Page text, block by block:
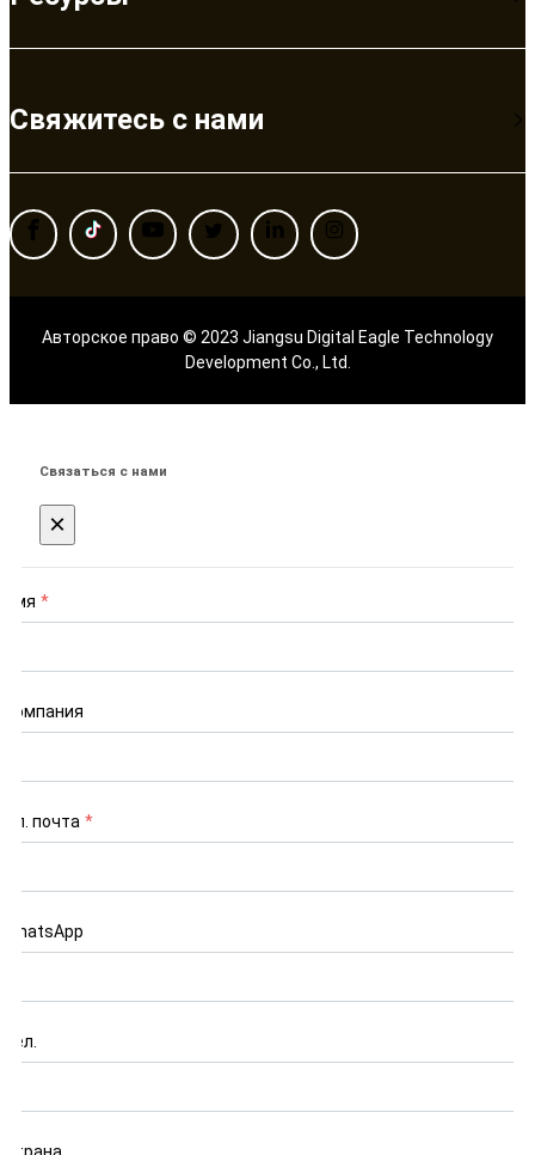
Свяжитесь с нами
Авторское право © 2023 Jiangsu Digital Eagle Technology
Development Co., Ltd.
Связаться с нами
×
Имя *
Компания
Эл. почта *
WhatsApp
Тел.